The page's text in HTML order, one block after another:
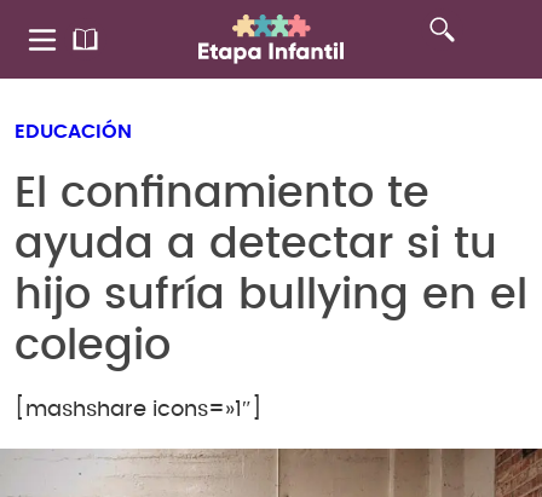
EDUCACIÓN
El confinamiento te
ayuda a detectar si tu
hijo sufría bullying en el
colegio
[mashshare icons=»1″]